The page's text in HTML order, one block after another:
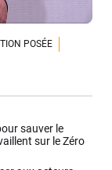
POSÉE
sauver le
sur le Zéro